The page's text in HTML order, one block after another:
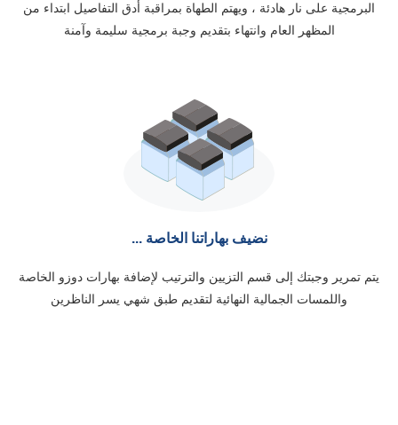
البرمجية على نار هادئة ، ويهتم الطهاة بمراقبة أدق التفاصيل ابتداء من
المظهر العام وانتهاء بتقديم وجبة برمجية سليمة وآمنة
نضيف بهاراتنا الخاصة ...
يتم تمرير وجبتك إلى قسم التزيين والترتيب لإضافة بهارات دوزو الخاصة
واللمسات الجمالية النهائية لتقديم طبق شهي يسر الناظرين